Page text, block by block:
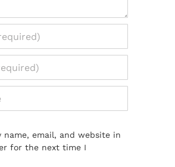
name, email, and website in
for the next time I